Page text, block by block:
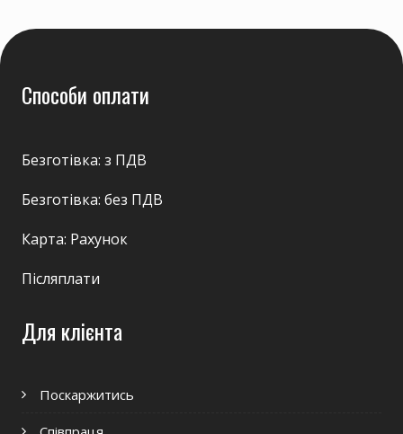
Способи оплати
Безготівка: з ПДВ
Безготівка: без ПДВ
Карта: Рахунок
Післяплати
Для клієнта
Поскаржитись